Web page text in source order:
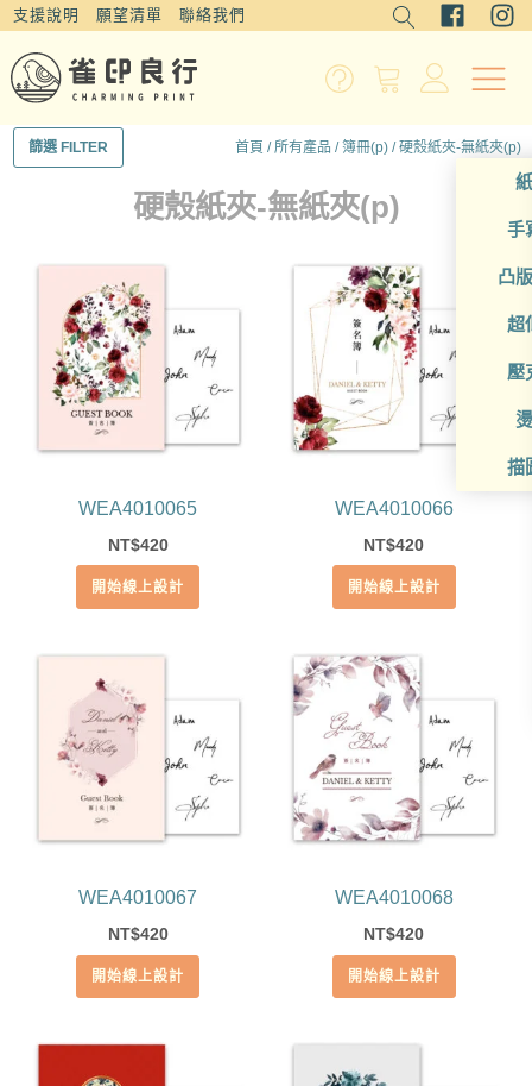
支援說明 願望清單 聯絡我們
手
凸
超
壓
描
篩選 FILTER 首頁 /所有產品 /簿冊(p) / 硬殼紙夾-無紙夾(p)
硬殼紙夾-無紙夾(p)
WEA4010065
NT$420
開始線上設計
WEA4010066
NT$420
開始線上設計
WEA4010067
NT$420
開始線上設計
WEA4010068
NT$420
開始線上設計